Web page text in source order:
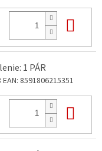
1 PÁR
EAN: 8591806215351